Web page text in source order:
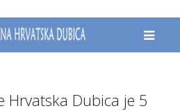
Hrvatska Dubica je 5